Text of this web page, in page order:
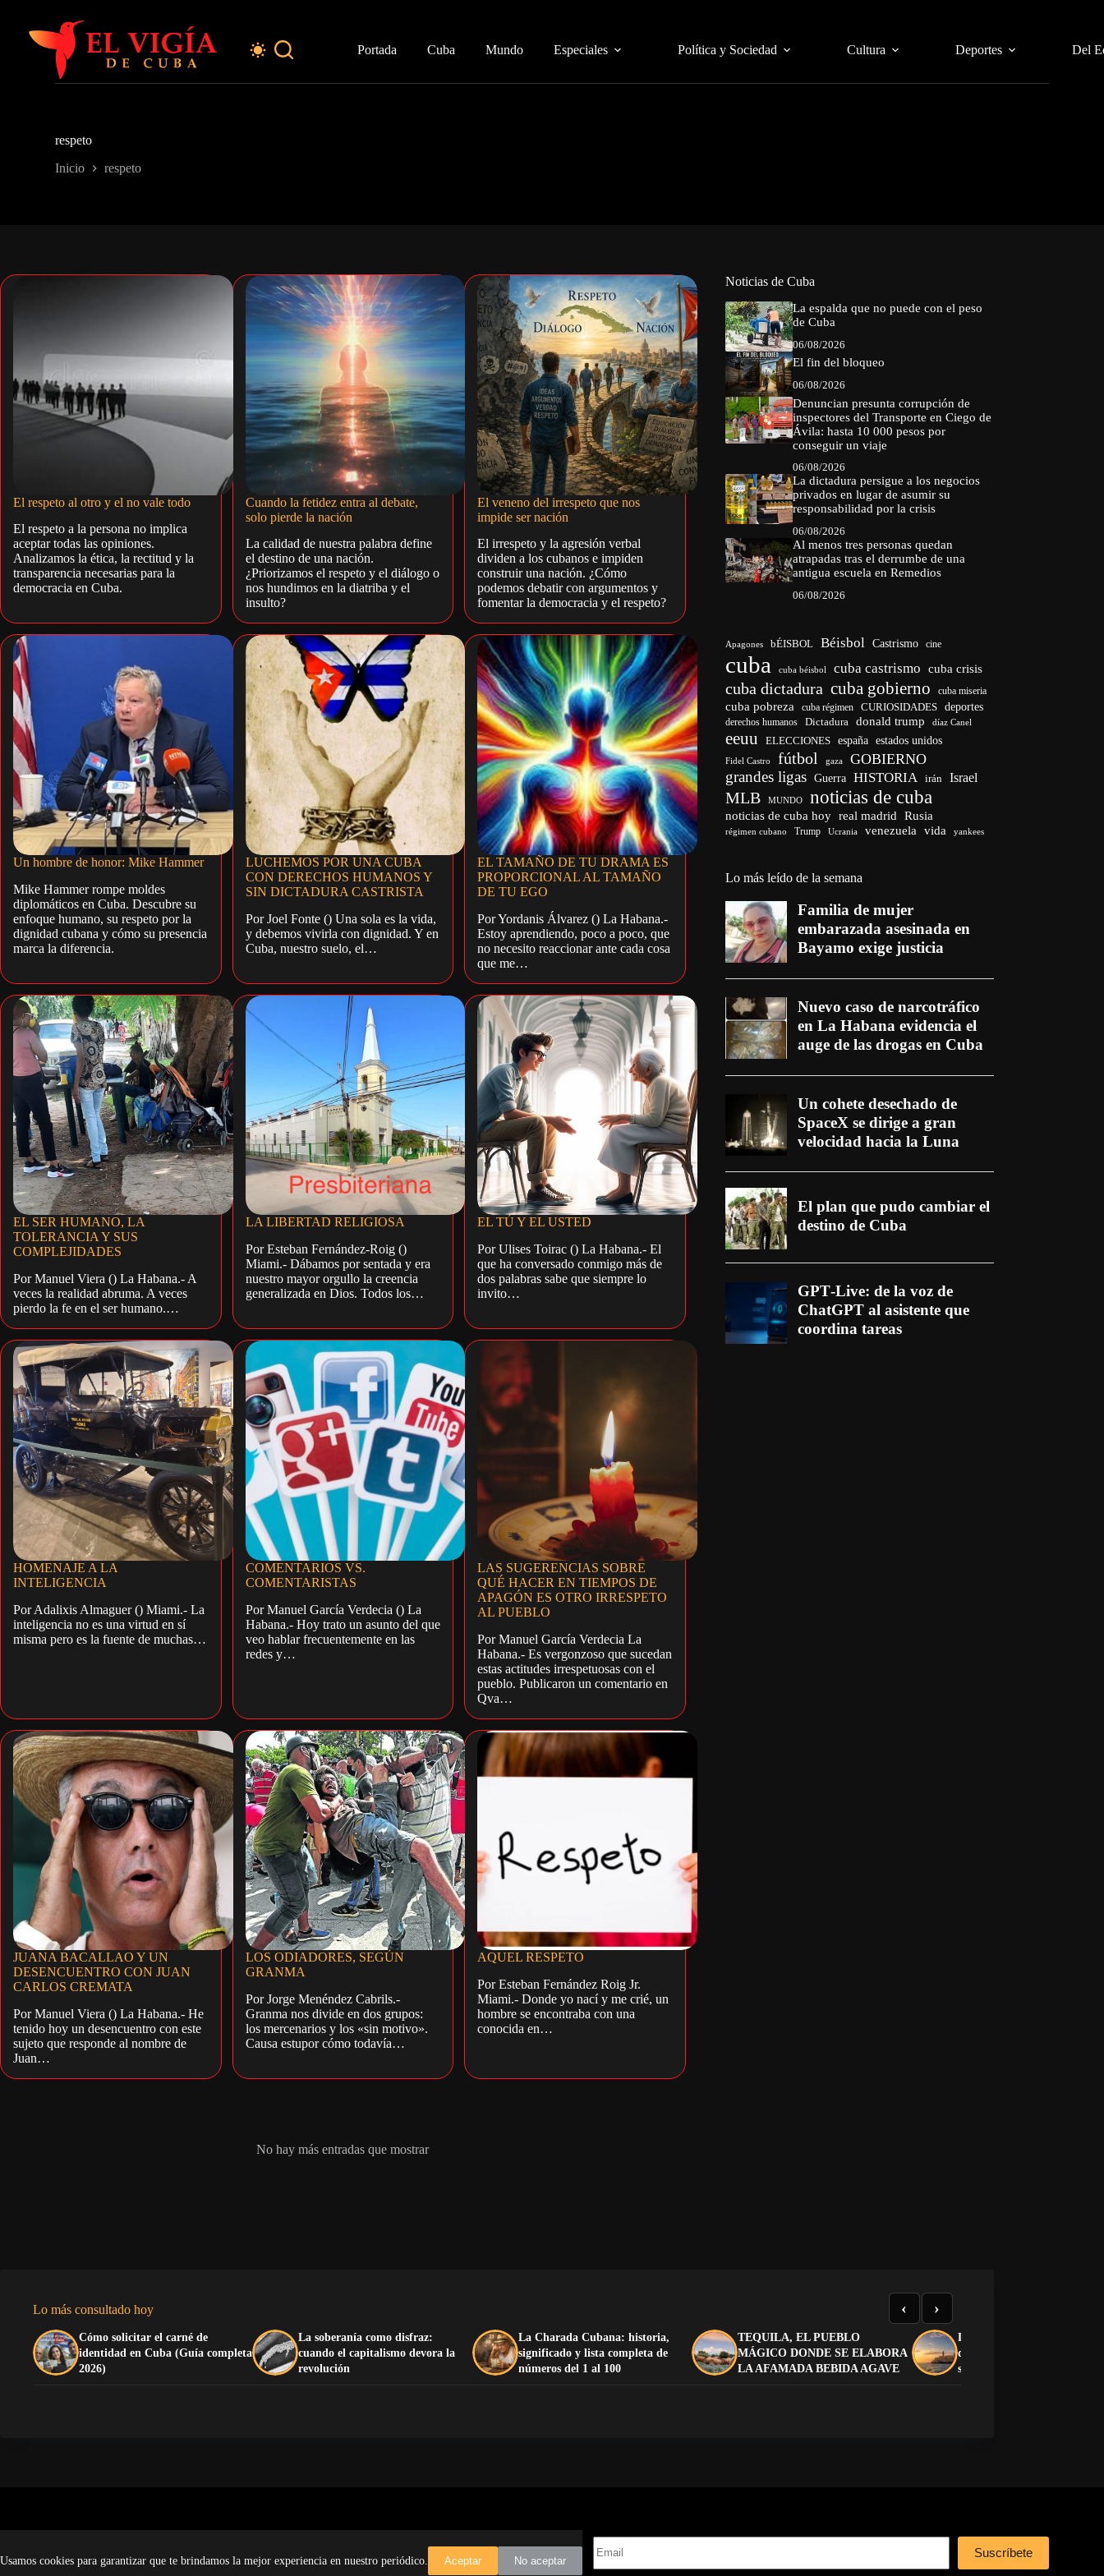
contenido
Usamos cookies para garantizar que te brindamos la mejor experiencia en nuestro periódico. Aceptar No aceptar
Portada Cuba Mundo Especiales Política y Sociedad Cultura Deportes Del
respeto
Inicio respeto
El respeto al otro y el no vale todo
El respeto a la persona no implica
aceptar todas las opiniones.
Analizamos la ética, la rectitud y la
transparencia necesarias para la
democracia en Cuba.
Cuando la fetidez entra al debate,
solo pierde la nación
La calidad de nuestra palabra define
el destino de una nación.
¿Priorizamos el respeto y el diálogo o
nos hundimos en la diatriba y el
insulto?
El veneno del irrespeto que nos
impide ser nación
El irrespeto y la agresión verbal
dividen a los cubanos e impiden
construir una nación. ¿Cómo
podemos debatir con argumentos y
fomentar la democracia y el respeto?
Un hombre de honor: Mike Hammer
Mike Hammer rompe moldes
diplomáticos en Cuba. Descubre su
enfoque humano, su respeto por la
dignidad cubana y cómo su presencia
marca la diferencia.
LUCHEMOS POR UNA CUBA
CON DERECHOS HUMANOS Y
SIN DICTADURA CASTRISTA
Por Joel Fonte () Una sola es la vida,
y debemos vivirla con dignidad. Y en
Cuba, nuestro suelo, el…
EL TAMAÑO DE TU DRAMA ES
PROPORCIONAL AL TAMAÑO
DE TU EGO
Por Yordanis Álvarez () La Habana.-
Estoy aprendiendo, poco a poco, que
no necesito reaccionar ante cada cosa
que me…
EL SER HUMANO, LA
TOLERANCIA Y SUS
COMPLEJIDADES
Por Manuel Viera () La Habana.- A
veces la realidad abruma. A veces
pierdo la fe en el ser humano.…
LA LIBERTAD RELIGIOSA
Por Esteban Fernández-Roig ()
Miami.- Dábamos por sentada y era
nuestro mayor orgullo la creencia
generalizada en Dios. Todos los…
EL TÚ Y EL USTED
Por Ulises Toirac () La Habana.- El
que ha conversado conmigo más de
dos palabras sabe que siempre lo
invito…
HOMENAJE A LA
INTELIGENCIA
Por Adalixis Almaguer () Miami.- La
inteligencia no es una virtud en sí
misma pero es la fuente de muchas…
COMENTARIOS VS.
COMENTARISTAS
Por Manuel García Verdecia () La
Habana.- Hoy trato un asunto del que
veo hablar frecuentemente en las
redes y…
LAS SUGERENCIAS SOBRE
QUÉ HACER EN TIEMPOS DE
APAGÓN ES OTRO IRRESPETO
AL PUEBLO
Por Manuel García Verdecia La
Habana.- Es vergonzoso que sucedan
estas actitudes irrespetuosas con el
pueblo. Publicaron un comentario en
Qva…
JUANA BACALLAO Y UN
DESENCUENTRO CON JUAN
CARLOS CREMATA
Por Manuel Viera () La Habana.- He
tenido hoy un desencuentro con este
sujeto que responde al nombre de
Juan…
LOS ODIADORES, SEGÚN
GRANMA
Por Jorge Menéndez Cabrils.-
Granma nos divide en dos grupos:
los mercenarios y los «sin motivo».
Causa estupor cómo todavía…
AQUEL RESPETO
Por Esteban Fernández Roig Jr.
Miami.- Donde yo nací y me crié, un
hombre se encontraba con una
conocida en…
No hay más entradas que mostrar
Noticias de Cuba
La espalda que no puede con el peso
de Cuba
06/08/2026
El fin del bloqueo
06/08/2026
Denuncian presunta corrupción de
inspectores del Transporte en Ciego de
Ávila: hasta 10 000 pesos por
conseguir un viaje
06/08/2026
La dictadura persigue a los negocios
privados en lugar de asumir su
responsabilidad por la crisis
06/08/2026
Al menos tres personas quedan
atrapadas tras el derrumbe de una
antigua escuela en Remedios
06/08/2026
Apagones bÉISBOL Béisbol Castrismo cine
cuba cuba béisbol cuba castrismo cuba crisis
cuba dictadura cuba gobierno cuba miseria
cuba pobreza cuba régimen CURIOSIDADES deportes
derechos humanos Dictadura donald trump díaz Canel
eeuu ELECCIONES españa estados unidos
Fidel Castro fútbol gaza GOBIERNO
grandes ligas Guerra HISTORIA irán Israel
MLB MUNDO noticias de cuba
noticias de cuba hoy real madrid Rusia
régimen cubano Trump Ucrania venezuela vida yankees
Lo más leído de la semana
Lo más consultado hoy
Cómo solicitar el carné de
identidad en Cuba (Guía completa
2026)
La soberanía como disfraz:
cuando el capitalismo devora la
revolución
La Charada Cubana: historia,
significado y lista completa de
números del 1 al 100
TEQUILA, EL PUEBLO
MÁGICO DONDE SE ELABORA
LA AFAMADA BEBIDA AGAVE
Liberación de Cuba: cómo
de la dictadura a la
sin caer en otra dictadura
‹ ›
No te pierdas lo importante. Suscríbete
Suscríbete